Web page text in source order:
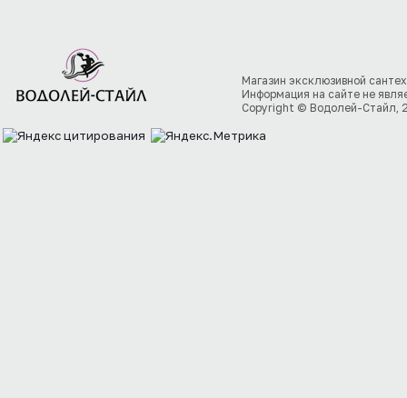
Магазин эксклюзивной
Информация на сайте не
Copyright © Водолей-Стайл,